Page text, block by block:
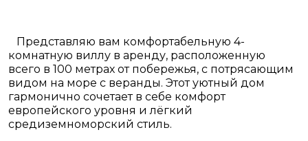
Представляю вам комфортабельную 4-
комнатную виллу в аренду, расположенную
всего в 100 метрах от побережья, с потрясающим
видом на море с веранды. Этот уютный дом
гармонично сочетает в себе комфорт
европейского уровня и лёгкий
средиземноморский стиль.